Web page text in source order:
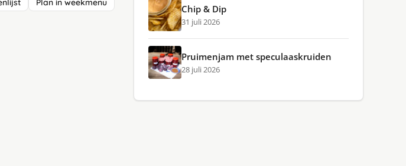
Plan in weekmenu
Chip & Dip
31 juli 2026
Pruimenjam met speculaaskruiden
28 juli 2026